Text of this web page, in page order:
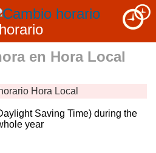
horario
en Hora Local
Hora Local
Saving Time) during the
year